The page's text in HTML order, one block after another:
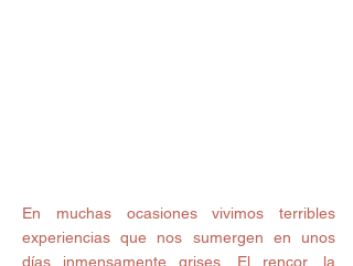
En muchas ocasiones vivimos terribles
experiencias que nos sumergen en unos
días inmensamente grises. El rencor, la